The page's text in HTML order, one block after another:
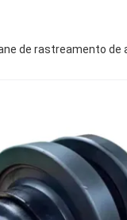
de rastreamento